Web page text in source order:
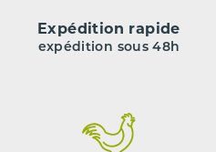
Expédition rapide
expédition sous 48h